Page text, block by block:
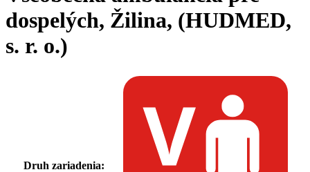
dospelých, Žilina, (HUDMED,
s. r. o.)
Druh zariadenia: